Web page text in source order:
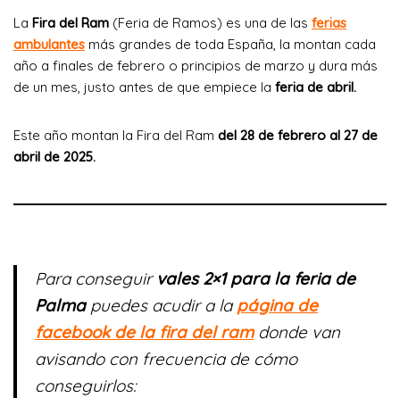
La Fira del Ram (Feria de Ramos) es una de las ferias
ambulantes más grandes de toda España, la montan cada
año a finales de febrero o principios de marzo y dura más
de un mes, justo antes de que empiece la feria de abril.
Este año montan la Fira del Ram del 28 de febrero al 27 de
abril de 2025.
Para conseguir vales 2×1 para la feria de
Palmapuedes acudir a la página de
facebook de la fira del ramdonde van
avisando con frecuencia de cómo
conseguirlos: